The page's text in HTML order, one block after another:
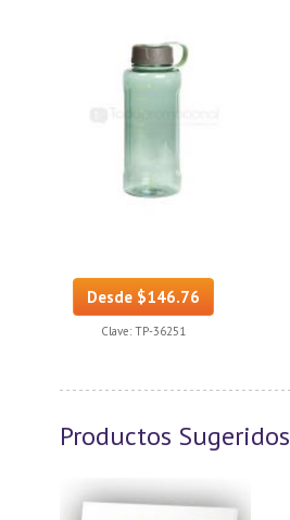
Desde $146.76
Clave: TP-36251
Productos Sugeridos